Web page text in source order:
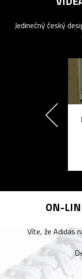
Jedinečný český
ON-
Víte, že Adidas